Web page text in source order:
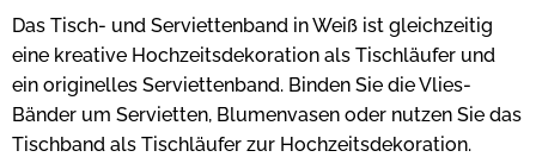
Das Tisch- und Serviettenband in Weiß ist gleichzeitig
eine kreative Hochzeitsdekoration als Tischläufer und
ein originelles Serviettenband. Binden Sie die Vlies-
Bänder um Servietten, Blumenvasen oder nutzen Sie das
Tischband als Tischläufer zur Hochzeitsdekoration.